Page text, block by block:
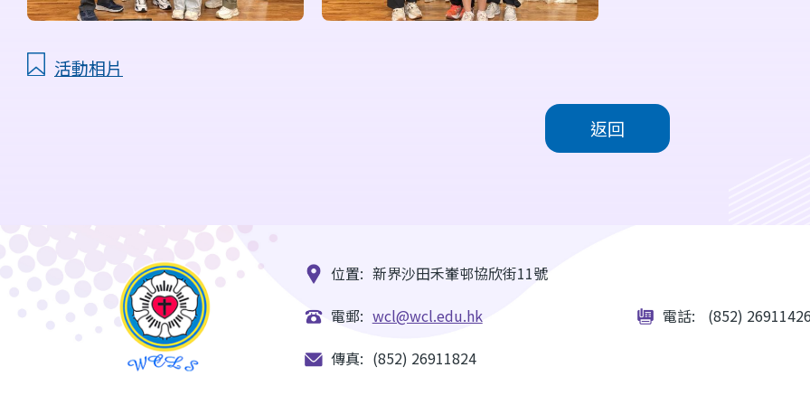
活動相片
返回
位置: 新界沙田禾輋邨協欣街11號
電郵: wcl@wcl.edu.hk 電話:
(852)
傳真: (852) 26911824